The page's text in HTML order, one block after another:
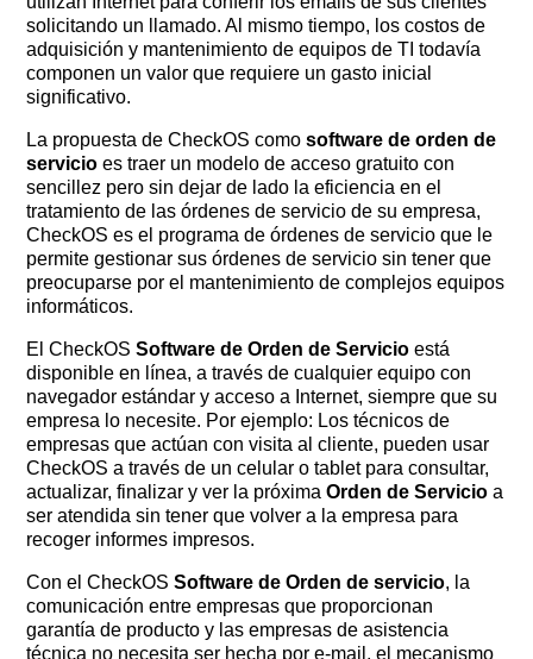
solicitando un llamado. Al mismo tiempo, los costos de
adquisición y mantenimiento de equipos de TI todavía
componen un valor que requiere un gasto inicial
significativo.
La propuesta de CheckOS comosoftware de orden de
servicio es traer un modelo de acceso gratuito con
sencillez pero sin dejar de lado la eficiencia en el
tratamiento de las órdenes de servicio de su empresa,
CheckOS es el programa de órdenes de servicio que le
permite gestionar sus órdenes de servicio sin tener que
preocuparse por el mantenimiento de complejos equipos
informáticos.
El CheckOSSoftware de Orden de Servicio está
disponible en línea, a través de cualquier equipo con
navegador estándar y acceso a Internet, siempre que su
empresa lo necesite. Por ejemplo: Los técnicos de
empresas que actúan con visita al cliente, pueden usar
CheckOS a través de un celular o tablet para consultar,
actualizar, finalizar y ver la próximaOrden de Servicio a
ser atendida sin tener que volver a la empresa para
recoger informes impresos.
Con el CheckOSSoftware de Orden de servicio, la
comunicación entre empresas que proporcionan
garantía de producto y las empresas de asistencia
técnica no necesita ser hecha por e-mail, el mecanismo